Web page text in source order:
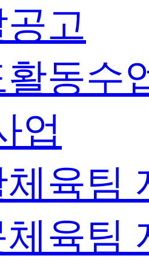
고
활동수
업
육팀
체육팀